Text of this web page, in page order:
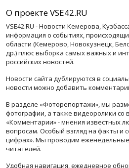
О проекте VSE42.RU
VSE42.RU - Новости Кемерова,
информация о событиях,
области (Кемерово, Новокузнецк,
др.) плюс выборка самых важных и
российских новостей.
Новости сайта дублируются в
новости можно добавить
В разделе «Фоторепортажи», мы
фотографии, а также видеоролики со
«Комментарии» - мнения известных
вопросам. Особый взгляд на факты и
цифрах». Мы проводим
читателей.
Удобная навигация, ежедневное